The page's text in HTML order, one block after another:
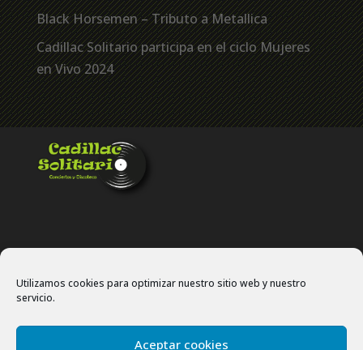
Utilizamos cookies para optimizar nuestro sitio web y nuestro
servicio.
Aceptar cookies
Black Horsemen – Tributo a Metallica
Cadillac Solitario participa en el ciclo Mujeres
en Vivo 2024